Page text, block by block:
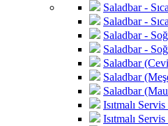
Saladbar -
Saladbar -
Saladbar -
Saladbar -
Saladbar
Saladbar
Saladbar
Isıtmalı
Isıtmalı